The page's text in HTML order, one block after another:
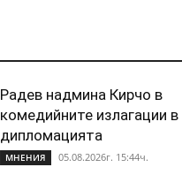
Радев надмина Кирчо в
комедийните излагации в
дипломацията
МНЕНИЯ 05.08.2026г. 15:44ч.